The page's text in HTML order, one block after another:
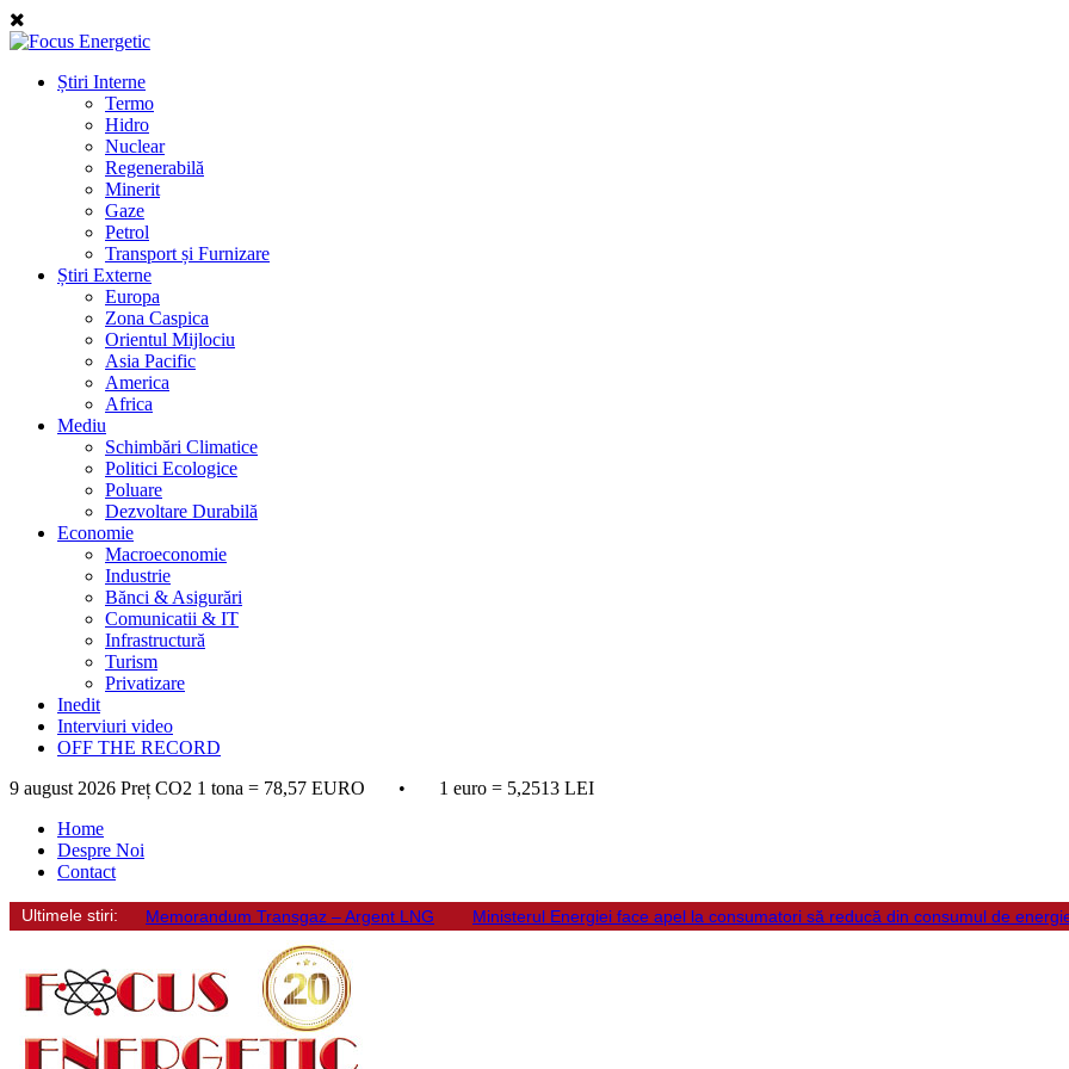
Știri Interne
Termo
Hidro
Nuclear
Regenerabilă
Minerit
Gaze
Petrol
Transport și Furnizare
Știri Externe
Europa
Zona Caspica
Orientul Mijlociu
Asia Pacific
America
Africa
Mediu
Schimbări Climatice
Politici Ecologice
Poluare
Dezvoltare Durabilă
Economie
Macroeconomie
Industrie
Bănci & Asigurări
Comunicatii & IT
Infrastructură
Turism
Privatizare
Inedit
Interviuri video
OFF THE RECORD
9 august 2026 Preț CO2 1 tona = 78,57 EURO • 1 euro = 5,2513 LEI
Home
Despre Noi
Contact
Ultimele stiri: Memorandum Transgaz – Argent LNG Ministerul Energiei face apel la consumatori să reducă din consumul de